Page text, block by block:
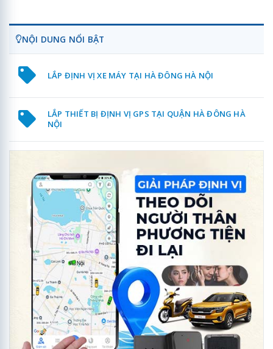
NỘI DUNG NỔI BẬT
LẮP ĐỊNH VỊ XE MÁY TẠI HÀ ĐÔNG HÀ NỘI
LẮP THIẾT BỊ ĐỊNH VỊ GPS TẠI QUẬN HÀ ĐÔNG HÀ
NỘI